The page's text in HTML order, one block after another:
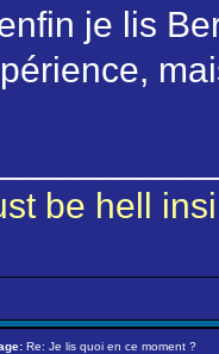
je lis
be hell
Re: Je lis quoi en ce moment ?